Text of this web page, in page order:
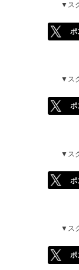
▼ス
ポ
▼ス
ポ
▼ス
ポ
▼ス
ポ